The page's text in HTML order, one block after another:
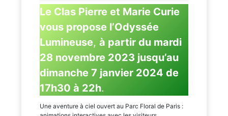
Le Clas Pierre et Marie Curie
vous propose l’Odyssée
Lumineuse, à partir du mardi
28 novembre 2023 jusqu’au
dimanche 7 janvier 2024 de
17h30 à 22h.
Une aventure à ciel ouvert au Parc Floral de Paris :